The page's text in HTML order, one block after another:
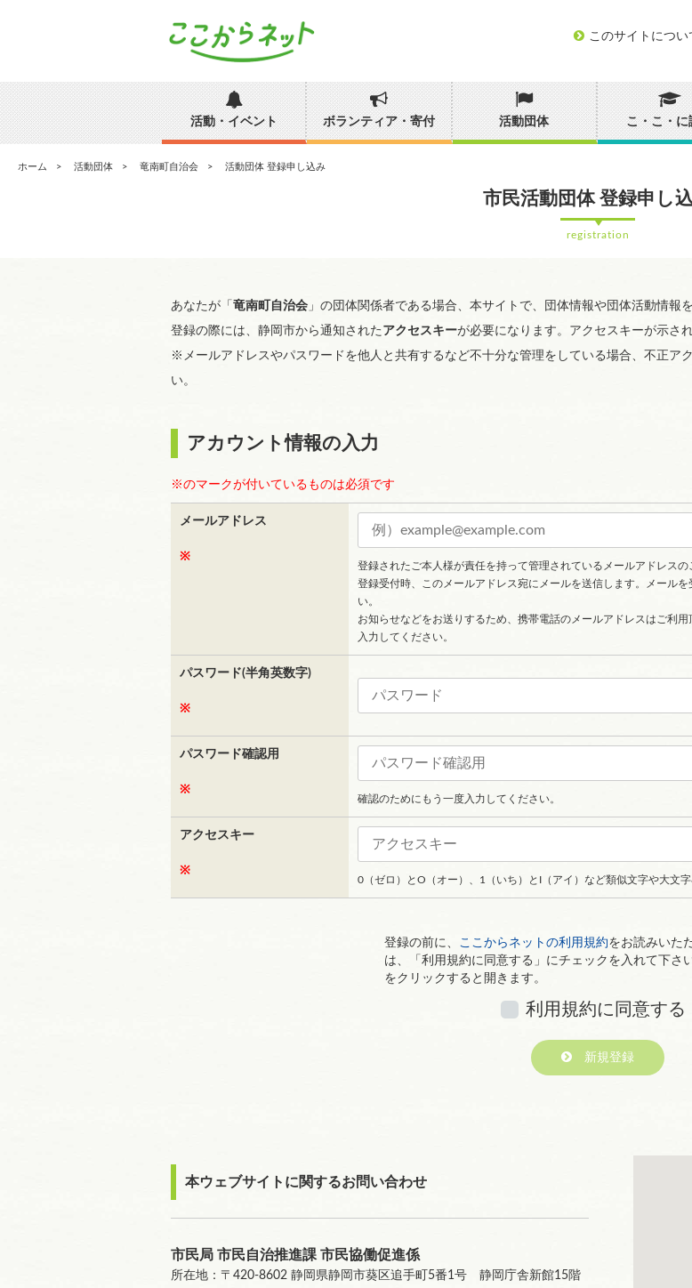
このサイトについ
活動・イベント ボランティア・寄付 活動団体 こ・こ・に
ホーム 活動団体 竜南町自治会 活動団体 登録申し込み
市民活動団体 登録申し
registration
あなたが「 竜南町自治会 」の団体関係者である場合、本サイトで、団体情報や団体活動情報
登録の際には、静岡市から通知された アクセスキーが必要になります。アクセスキーが示さ
※メールアドレスやパスワードを他人と共有するなど不十分な管理をしている場合、不正ア
い。
アカウント情報の入力
※のマークが付いているものは必須です
メールアドレス
※
登録されたご本人様が責任を持って管理されているメールアドレスの
登録受付時、このメールアドレス宛にメールを送信します。メール
い。
お知らせなどをお送りするため、携帯電話のメールアドレスはご利
入力してください。
パスワード(半角英数字)
※
パスワード確認用
※
確認のためにもう一度入力してください。
アクセスキー
※
0（ゼロ）とO（オー）、1（いち）とI（アイ）など類似文字や大文
登録の前に、 ここからネットの利用規約をお読みいた
は、「利用規約に同意する」にチェックを入れて下さ
をクリックすると開きます。
利用規約に同意する
新規登録
本ウェブサイトに関するお問い合わせ
市民局 市民自治推進課 市民協働促進係
所在地：〒420-8602 静岡県静岡市葵区追手町5番1号 静岡庁舎新館15階